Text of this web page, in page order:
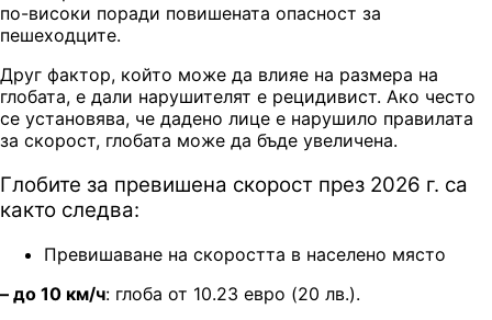
по-високи поради повишената опасност за
пешеходците.
Друг фактор, който може да влияе на размера на
глобата, е дали нарушителят е рецидивист. Ако често
се установява, че дадено лице е нарушило правилата
за скорост, глобата може да бъде увеличена.
Глобите за превишена скорост през 2026 г. са
както следва:
Превишаване на скоростта в населено място
– до 10 км/ч: глоба от 10.23 евро (20 лв.).